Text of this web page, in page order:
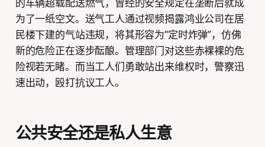
的车辆超载配送燃气，曾经的安全规定在垄断后就成
为了一纸空文。送气工人通过视频揭露鸿业公司在居
民楼下建的气站违规，将其形容为“定时炸弹”，仿佛
新的危险正在逐步酝酿。管理部门对这些赤裸裸的危
险视若无睹。而当工人们勇敢站出来维权时，警察迅
速出动，殴打抗议工人。
公共安全还是私人生意